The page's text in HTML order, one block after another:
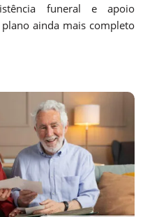
funeral e apoio
ainda mais completo